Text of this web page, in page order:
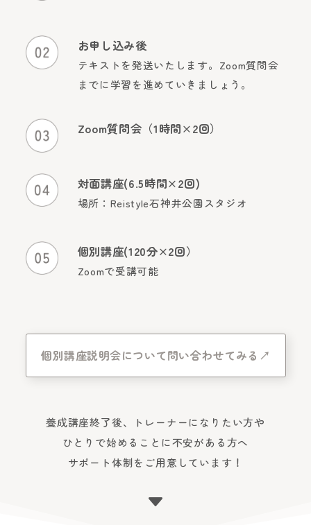
お申し込み後
テキストを発送いたします。Zoom質問会
までに学習を進めていきましょう。
Zoom質問会（1時間×2回）
対面講座(6.5時間×2回)
場所：Reistyle石神井公園スタジオ
個別講座(120分×2回）
Zoomで受講可能
個別講座説明会について問い合わせてみる↗︎
養成講座終了後、トレーナーになりたい方や
ひとりで始めることに不安がある方へ
サポート体制をご用意しています！
C